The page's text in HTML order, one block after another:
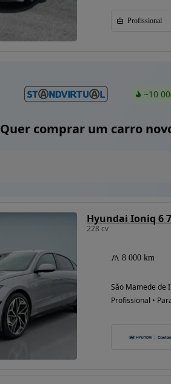
Profissional
~10
Quer comprar um carro
Hyundai Ioniq 6
228 cv
8 000 km
São Mamede de
Profissional •